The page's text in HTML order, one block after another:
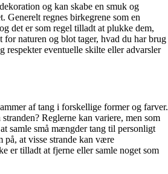
og kan skabe en smuk og
Generelt regnes birkegrene som en
det er som regel tilladt at plukke dem,
for naturen og blot tager, hvad du har brug
respekter eventuelle skilte eller advarsler
af tang i forskellige former og farver.
Reglerne kan variere, men som
samle små mængder tang til personligt
at visse strande kan være
er tilladt at fjerne eller samle noget som